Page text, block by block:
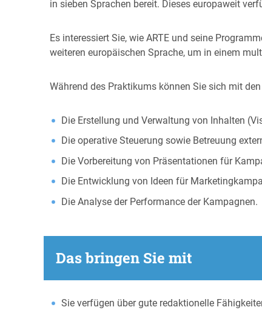
in sieben Sprachen bereit. Dieses europaweit
Es interessiert Sie, wie ARTE und seine
weiteren europäischen Sprache, um in einem
Während des Praktikums können Sie sich mit
Die Erstellung und Verwaltung von Inhalten
Die operative Steuerung sowie Betreuung
Die Vorbereitung von Präsentationen für
Die Entwicklung von Ideen für
Die Analyse der Performance der Kampagnen.
Das bringen Sie mit
Sie verfügen über gute redaktionelle